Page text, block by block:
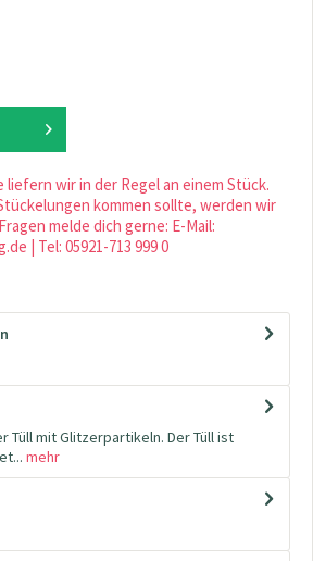
wir in der Regel an einem Stück.
kommen sollte, werden wir
melde dich gerne: E-Mail:
| Tel: 05921-713 999 0
Tüll mit Glitzerpartikeln. Der Tüll ist
mehr